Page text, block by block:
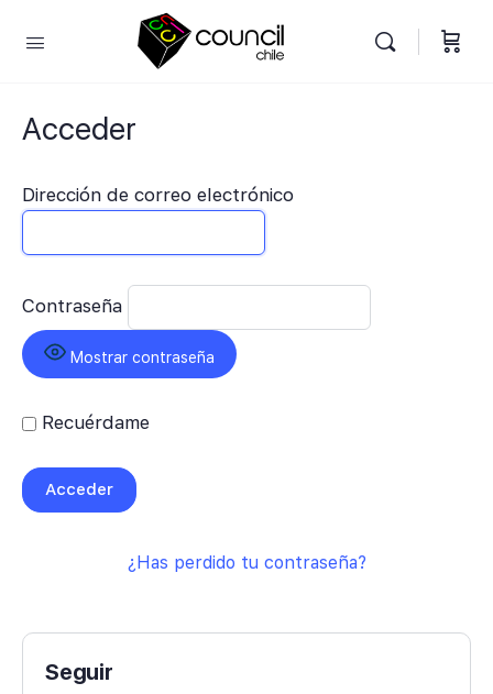
Acceder
Dirección de correo electrónico
Contraseña
Mostrar contraseña
Recuérdame
¿Has perdido tu contraseña?
Seguir